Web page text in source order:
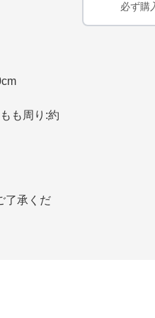
も周り:約
了承くだ
必ず購